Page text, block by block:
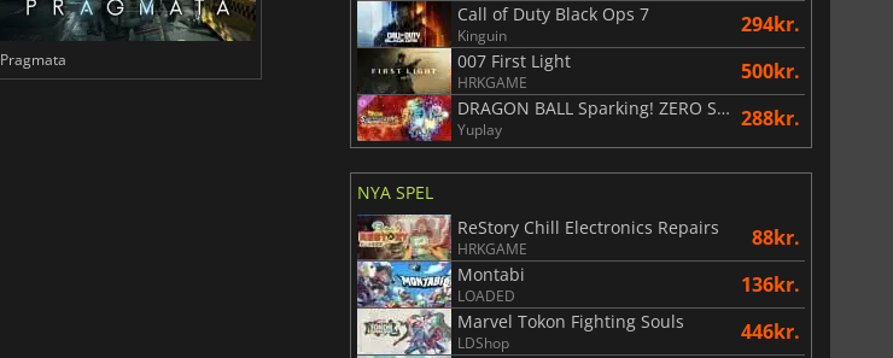
Pragmata Total War WARHAMMER 3
Call of Duty Black Ops 7
Kinguin 294kr.
007 First Light
HRKGAME 500kr.
DRAGON BALL Sparking! ZERO Super Limit Breaking NEO
Yuplay 288kr.
NYA SPEL
ReStory Chill Electronics Repairs
HRKGAME 88kr.
Montabi
LOADED 136kr.
Marvel Tokon Fighting Souls
LDShop 446kr.